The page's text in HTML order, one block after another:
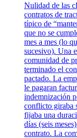
Nulidad de las
contratos de
típico de
que no se
mes a mes (lo
sucesivo). Una
comunidad de
terminado el
pactado. La
le pagaran
indemnización
conflicto giraba
fijaba una
días (seis
contrato. La